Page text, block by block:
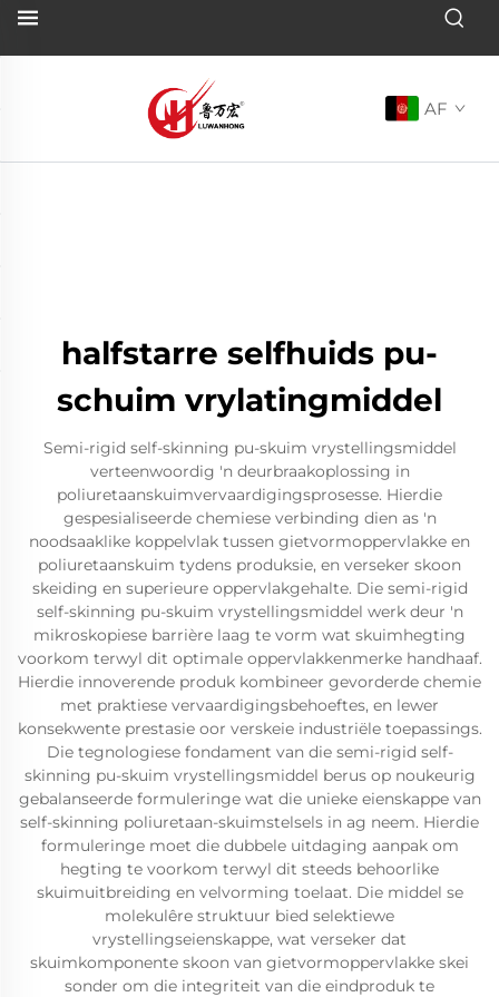
AF
halfstarre selfhuids pu-
schuim vrylatingmiddel
Semi-rigid self-skinning pu-skuim vrystellingsmiddel
verteenwoordig 'n deurbraakoplossing in
poliuretaanskuimvervaardigingsprosesse. Hierdie
gespesialiseerde chemiese verbinding dien as 'n
noodsaaklike koppelvlak tussen gietvormoppervlakke en
poliuretaanskuim tydens produksie, en verseker skoon
skeiding en superieure oppervlakgehalte. Die semi-rigid
self-skinning pu-skuim vrystellingsmiddel werk deur 'n
mikroskopiese barrière laag te vorm wat skuimhegting
voorkom terwyl dit optimale oppervlakkenmerke handhaaf.
Hierdie innoverende produk kombineer gevorderde chemie
met praktiese vervaardigingsbehoeftes, en lewer
konsekwente prestasie oor verskeie industriële toepassings.
Die tegnologiese fondament van die semi-rigid self-
skinning pu-skuim vrystellingsmiddel berus op noukeurig
gebalanseerde formuleringe wat die unieke eienskappe van
self-skinning poliuretaan-skuimstelsels in ag neem. Hierdie
formuleringe moet die dubbele uitdaging aanpak om
hegting te voorkom terwyl dit steeds behoorlike
skuimuitbreiding en velvorming toelaat. Die middel se
molekulêre struktuur bied selektiewe
vrystellingseienskappe, wat verseker dat
skuimkomponente skoon van gietvormoppervlakke skei
sonder om die integriteit van die eindproduk te